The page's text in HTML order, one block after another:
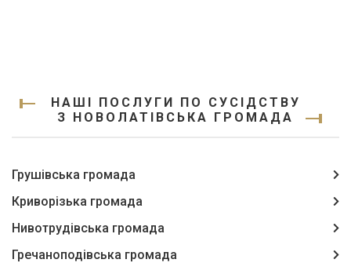
НАШІ ПОСЛУГИ ПО СУСІДСТВУ
З НОВОЛАТІВСЬКА ГРОМАДА
Грушівська громада
Криворізька громада
Нивотрудівська громада
Гречаноподівська громада